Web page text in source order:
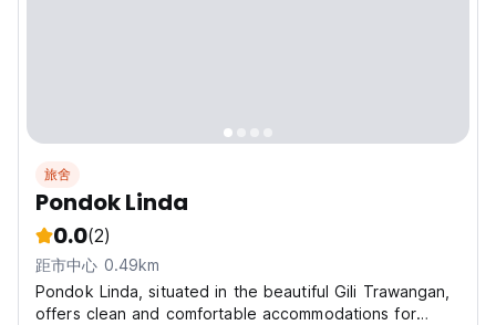
旅舍
Pondok Linda
0.0(2)
距市中心 0.49km
Pondok Linda, situated in the beautiful Gili Trawangan,
offers clean and comfortable accommodations for